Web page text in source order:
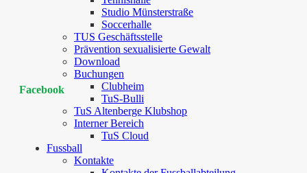
Studio Münsterstraße
Soccerhalle
TUS Geschäftsstelle
Prävention sexualisierte Gewalt
Download
Buchungen
Clubheim
TuS-Bulli
TuS Altenberge Klubshop
Interner Bereich
TuS Cloud
Fussball
Kontakte
Facebook